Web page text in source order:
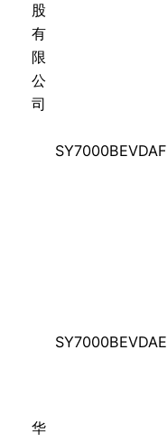
股
有
限
公
司
SY7000BEVDAF
SY7000BEVDAE
华